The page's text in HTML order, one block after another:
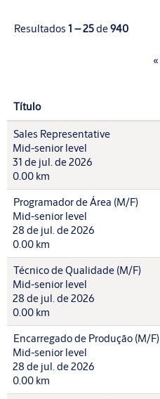
Resultados 1 – 25de940
«
Título
Sales Representative
Mid-senior level
31 de jul. de 2026
0.00 km
Programador de Área (M/F)
Mid-senior level
28 de jul. de 2026
0.00 km
Técnico de Qualidade (M/F)
Mid-senior level
28 de jul. de 2026
0.00 km
Encarregado de Produção (M/F)
Mid-senior level
28 de jul. de 2026
0.00 km